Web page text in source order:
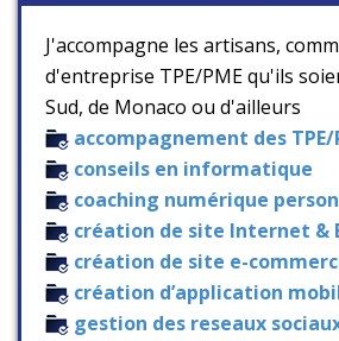
J'accompagne les artisans,
d'entreprise TPE/PME qu'ils
Sud, de Monaco ou d'ailleurs
accompagnement des TPE/
conseils en informatique
coaching numérique
création de site Internet &
création de site e-
création d’application
gestion des reseaux